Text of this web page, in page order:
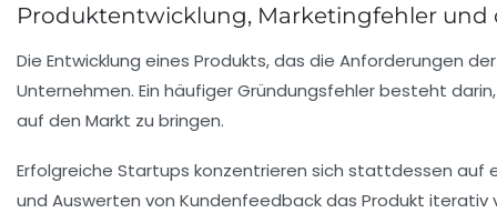
Produktentwicklung, Marketingfehler und
Die Entwicklung eines Produkts, das die Anforderungen
Unternehmen. Ein häufiger Gründungsfehler besteht
auf den Markt zu bringen.
Erfolgreiche Startups konzentrieren sich stattdessen auf
und Auswerten von Kundenfeedback das Produkt iterativ